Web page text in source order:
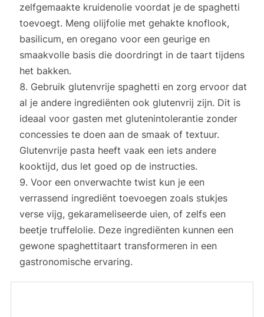
zelfgemaakte kruidenolie voordat je de spaghetti
toevoegt. Meng olijfolie met gehakte knoflook,
basilicum, en oregano voor een geurige en
smaakvolle basis die doordringt in de taart tijdens
het bakken.
Gebruik glutenvrije spaghetti en zorg ervoor dat
al je andere ingrediënten ook glutenvrij zijn. Dit is
ideaal voor gasten met glutenintolerantie zonder
concessies te doen aan de smaak of textuur.
Glutenvrije pasta heeft vaak een iets andere
kooktijd, dus let goed op de instructies.
Voor een onverwachte twist kun je een
verrassend ingrediënt toevoegen zoals stukjes
verse vijg, gekarameliseerde uien, of zelfs een
beetje truffelolie. Deze ingrediënten kunnen een
gewone spaghettitaart transformeren in een
gastronomische ervaring.